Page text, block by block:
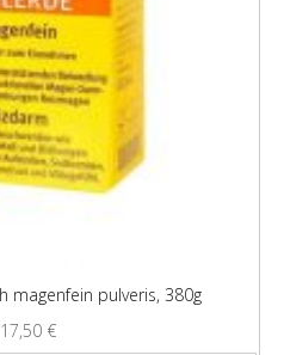
magenfein pulveris, 380g
17,50 €